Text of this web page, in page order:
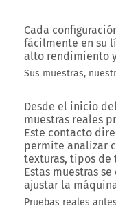
Cada
fácilmente en su
alto rendimiento
Sus muestras,
Desde el inicio
muestras reales
Este contacto
permite analizar
texturas, tipos de
Estas muestras
ajustar la
Pruebas reales